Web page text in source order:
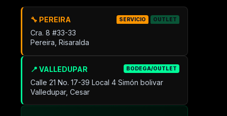
📍 VALLEDUPAR BODEGA/OUTLET
Calle 21 No. 17-39 Local 4 Simón bolivar
Valledupar, Cesar
🔧 PEREIRA SERVICIO OUTLET
Cra. 8 #33-33
Pereira, Risaralda